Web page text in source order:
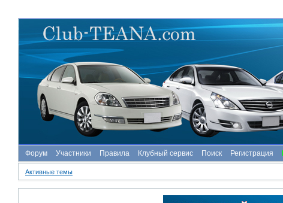
Форум Участники Правила Клубный сервис Поиск Регистрация
Активные темы